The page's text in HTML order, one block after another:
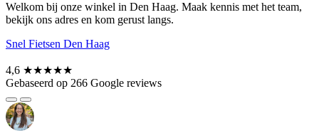
Welkom bij onze winkel in Den Haag. Maak kennis met het team,
bekijk ons adres en kom gerust langs.
Snel Fietsen Den Haag
4,6 ★★★★★
Gebaseerd op 266 Google reviews